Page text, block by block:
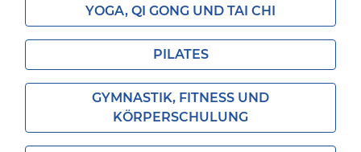
YOGA, QI GONG UND TAI CHI
PILATES
GYMNASTIK, FITNESS UND
KÖRPERSCHULUNG